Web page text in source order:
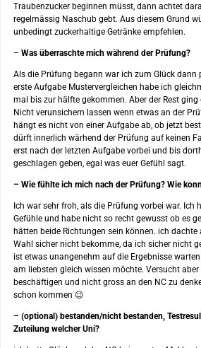
Traubenzucker beginnen müsst, dann achtet
regelmässig Naschub gebt. Aus diesem Grund
unbedingt zuckerhaltige Getränke empfehlen.
– Was überraschte mich während der Prüfung?
Als die Prüfung begann war ich zum Glück dann
erste Aufgabe Mustervergleichen habe ich
mal bis zur hälfte gekommen. Aber der Rest
Nicht verunsichern lassen wenn etwas an der
hängt es nicht von einer Aufgabe ab, ob jetzt
dürft innerlich wärhend der Prüfung auf keinen
erst nach der letzten Aufgabe vorbei und bis
geschlagen geben, egal was euer Gefühl sagt.
– Wie fühlte ich mich nach der Prüfung? Wie
Ich war sehr froh, als die Prüfung vorbei war. Ich
Gefühle und habe nicht so recht gewusst ob es
hätten beide Richtungen sein können. ich dachte
Wahl sicher nicht bekomme, da ich sicher nicht
ist etwas unangenehm auf die Ergebnisse
am liebsten gleich wissen möchte. Versucht
beschäftigen und nicht gross an den NC zu
schon kommen 😉
– (optional) bestanden/nicht bestanden,
Zuteilung welcher Uni?